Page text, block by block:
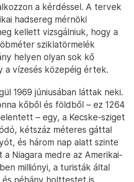
a kérdéssel. A tervek
hadsereg mérnöki
kellett vizsgálniuk, hogy a
sziklatörmelék
helyen olyan sok kő
a vízesés közepéig értek.
1969 júniusában láttak neki.
kőből és földből – ez 1264
– egy, a Kecske-sziget
kétszáz méteres gáttal
és három nap alatt szinte
a Niagara medre az Amerikai-
milliónyi, a turisták által
néhány holttestet is